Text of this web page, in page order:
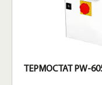
ТЕРМОСТАТ PW-